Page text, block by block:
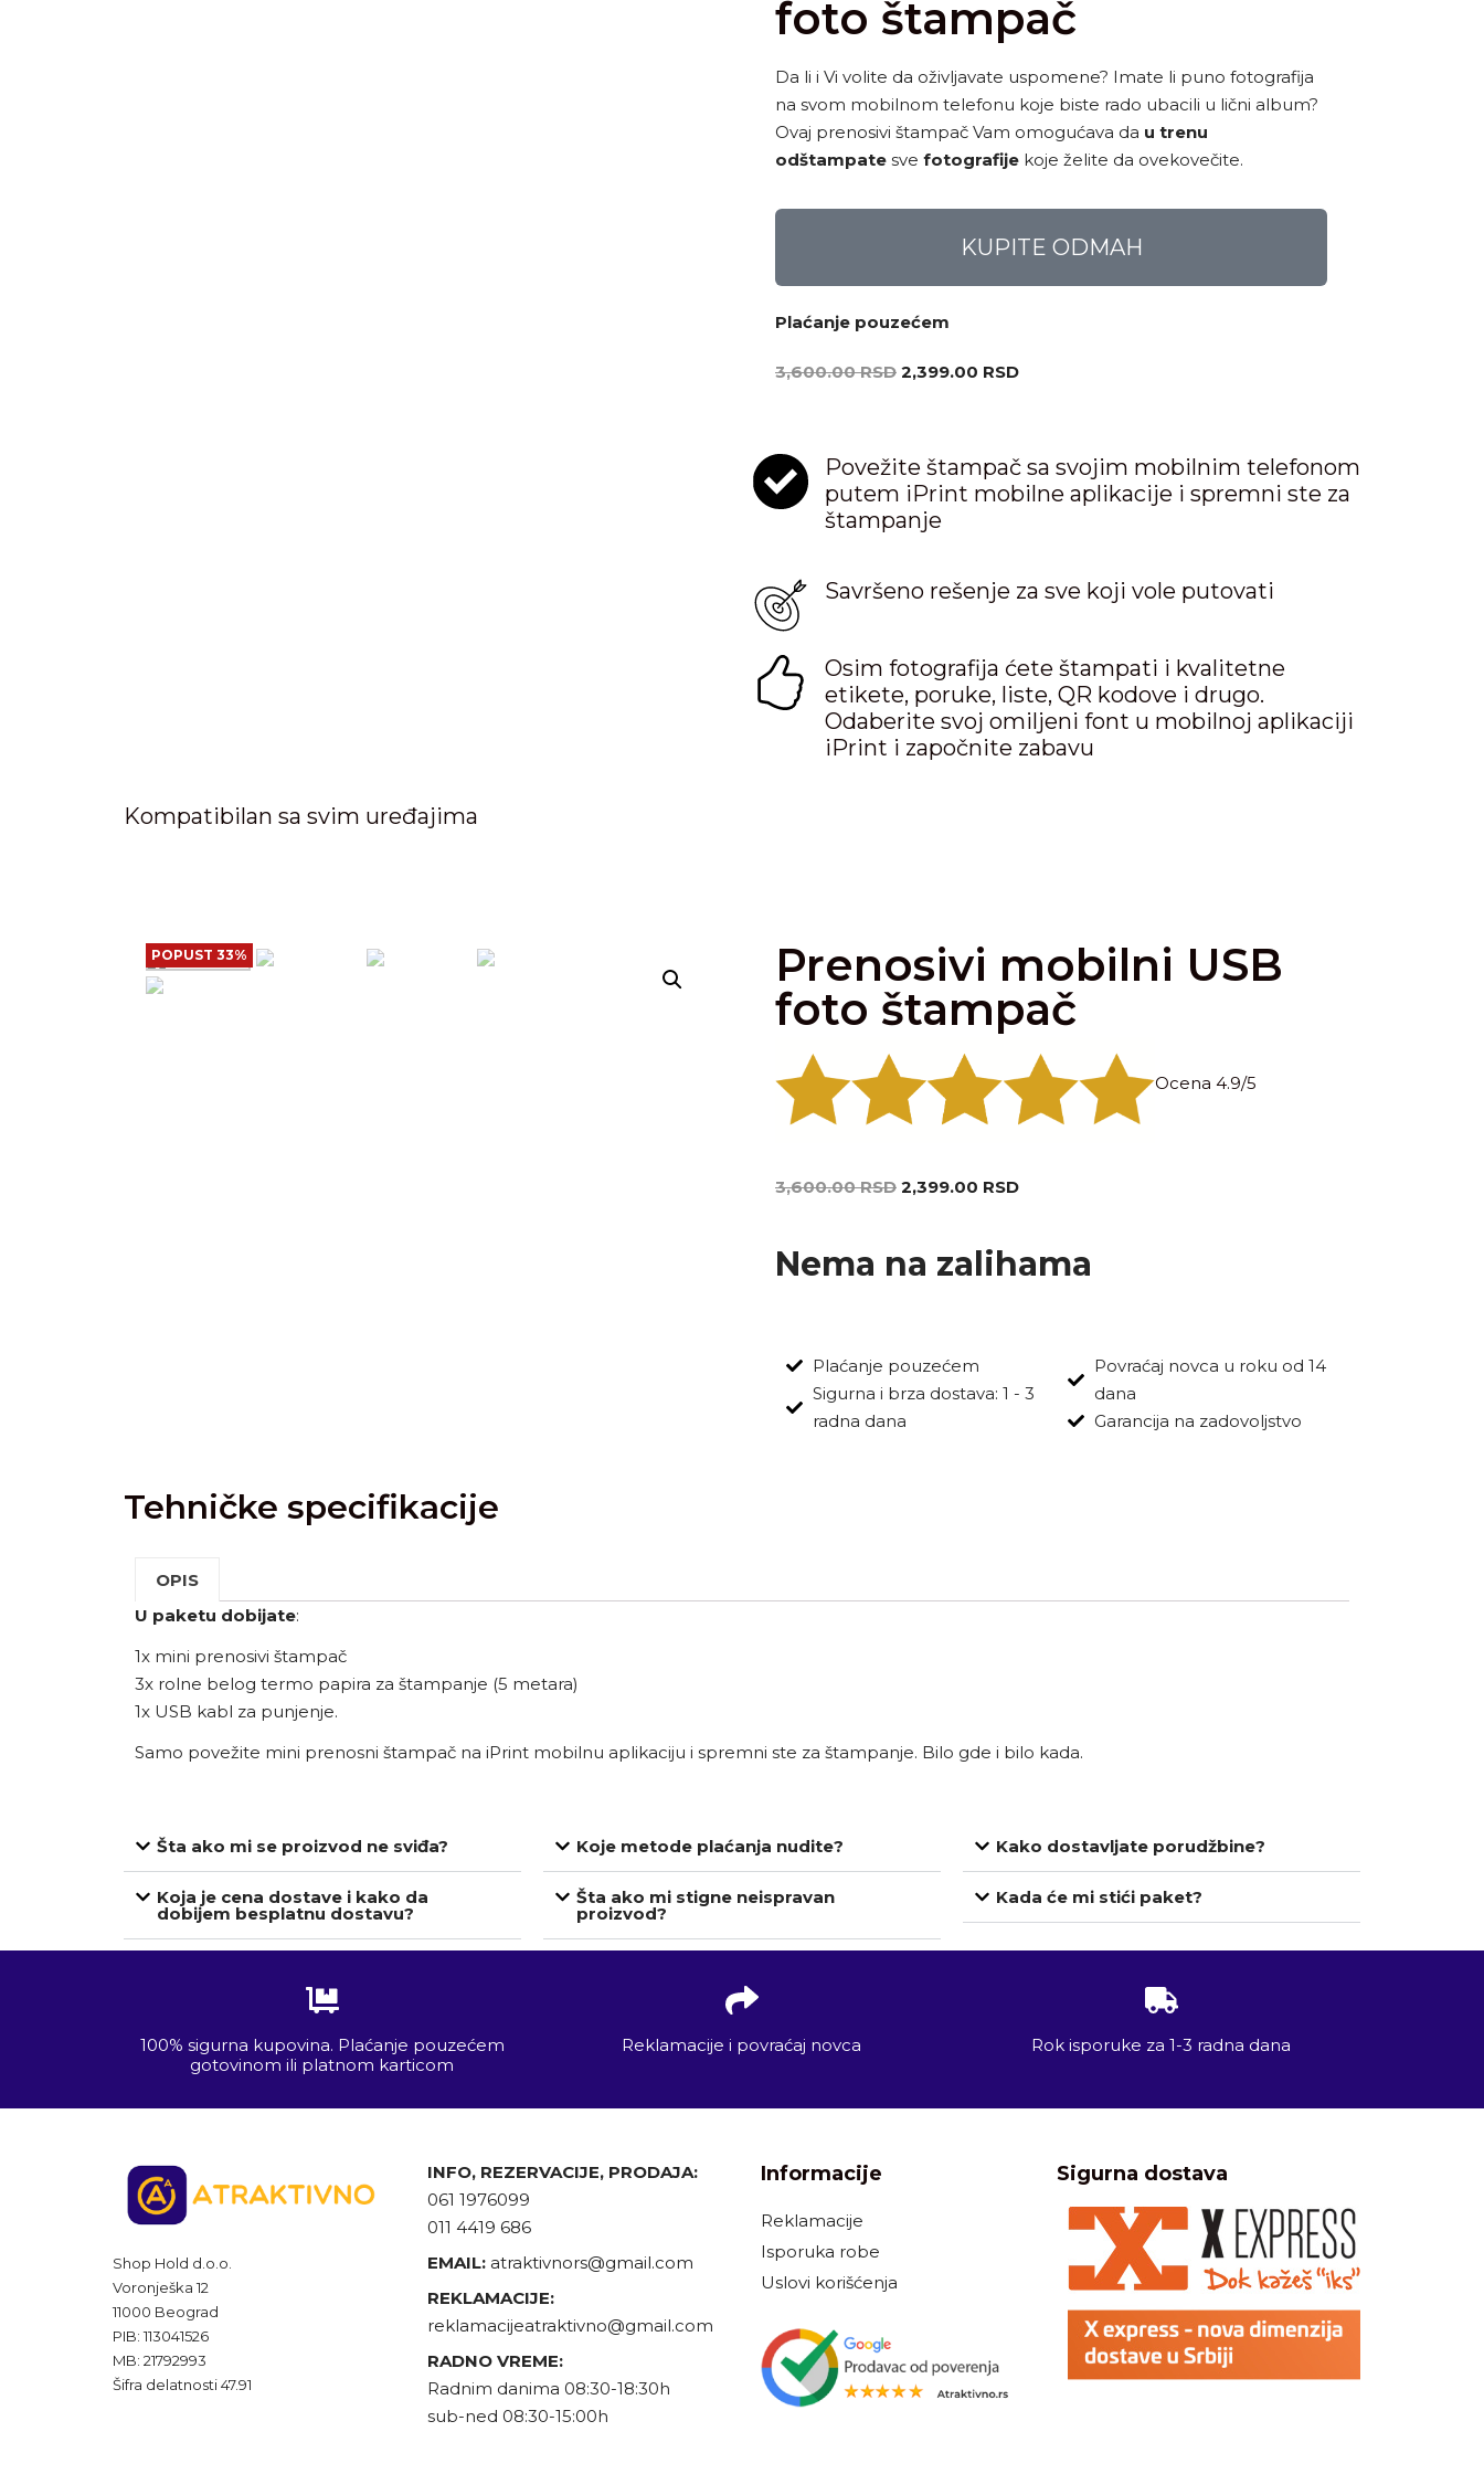
foto štampač
Da li i Vi volite da oživljavate uspomene? Imate li puno fotografija
na svom mobilnom telefonu koje biste rado ubacili u lični album?
Ovaj prenosivi štampač Vam omogućava da u trenu
odštampate sve fotografije koje želite da ovekovečite.
KUPITE ODMAH
Plaćanje pouzećem
3,600.00RSD 2,399.00 RSD
Povežite štampač sa svojim mobilnim telefonom
putem iPrint mobilne aplikacije i spremni ste za
štampanje
Savršeno rešenje za sve koji vole putovati
Osim fotografija ćete štampati i kvalitetne
etikete, poruke, liste, QR kodove i drugo.
Odaberite svoj omiljeni font u mobilnoj aplikaciji
iPrint i započnite zabavu
Kompatibilan sa svim uređajima
POPUST 33%
Prenosivi mobilni USB
foto štampač
Ocena 4.9/5
3,600.00RSD 2,399.00 RSD
Nema na zalihama
Plaćanje pouzećem
Sigurna i brza dostava: 1 - 3
radna dana
Povraćaj novca u roku od 14
dana
Garancija na zadovoljstvo
Tehničke specifikacije
OPIS
U paketu dobijate:
1x mini prenosivi štampač
3x rolne belog termo papira za štampanje (5 metara)
1x USB kabl za punjenje.
Samo povežite mini prenosni štampač na iPrint mobilnu aplikaciju i spremni ste za štampanje. Bilo gde i bilo kada.
Šta ako mi se proizvod ne sviđa?
Koja je cena dostave i kako da
dobijem besplatnu dostavu?
Koje metode plaćanja nudite?
Šta ako mi stigne neispravan
proizvod?
Kako dostavljate porudžbine?
Kada će mi stići paket?
100% sigurna kupovina. Plaćanje pouzećem
gotovinom ili platnom karticom
Reklamacije i povraćaj novca Rok isporuke za 1-3 radna dana
Shop Hold d.o.o.
Voronješka 12
11000 Beograd
PIB: 113041526
MB: 21792993
Šifra delatnosti 47.91
INFO, REZERVACIJE, PRODAJA:
061 1976099
011 4419 686
EMAIL: atraktivnors@gmail.com
REKLAMACIJE:
reklamacijeatraktivno@gmail.com
RADNO VREME:
Radnim danima 08:30-18:30h
sub-ned 08:30-15:00h
Informacije
Reklamacije
Isporuka robe
Uslovi korišćenja
Sigurna dostava